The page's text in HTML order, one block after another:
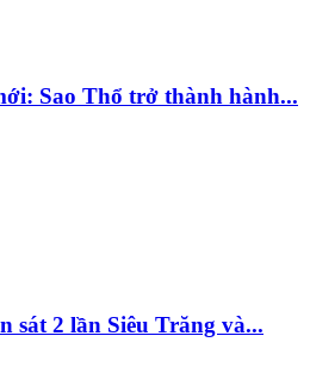
Sao Thổ trở thành hành...
sát 2 lần Siêu Trăng và...